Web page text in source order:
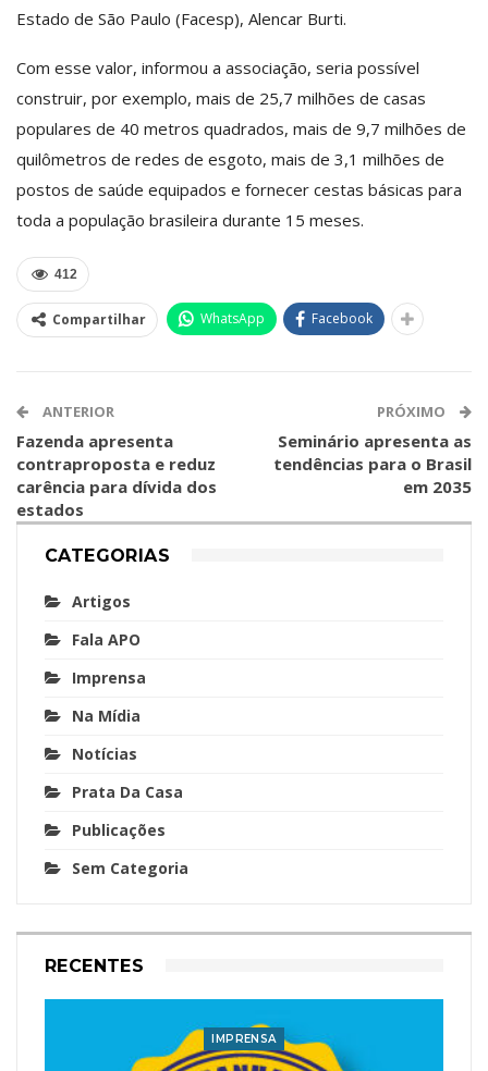
Estado de São Paulo (Facesp), Alencar Burti.
Com esse valor, informou a associação, seria possível
construir, por exemplo, mais de 25,7 milhões de casas
populares de 40 metros quadrados, mais de 9,7 milhões de
quilômetros de redes de esgoto, mais de 3,1 milhões de
postos de saúde equipados e fornecer cestas básicas para
toda a população brasileira durante 15 meses.
412
Compartilhar WhatsApp Facebook
ANTERIOR
Fazenda apresenta
contraproposta e reduz
carência para dívida dos
estados
PRÓXIMO
Seminário apresenta as
tendências para o Brasil
em 2035
CATEGORIAS
Artigos
Fala APO
Imprensa
Na Mídia
Notícias
Prata Da Casa
Publicações
Sem Categoria
RECENTES
IMPRENSA